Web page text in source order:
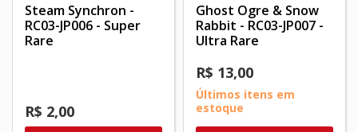
Steam Synchron -
RC03-JP006 - Super
Rare
R$ 2,00
Ghost Ogre & Snow
Rabbit - RC03-JP007 -
Ultra Rare
R$ 13,00
Últimos itens em
estoque